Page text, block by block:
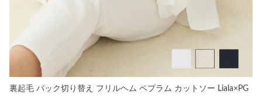
裏起毛 バック切り替え フリルヘム ペプラム カットソー Liala×PG